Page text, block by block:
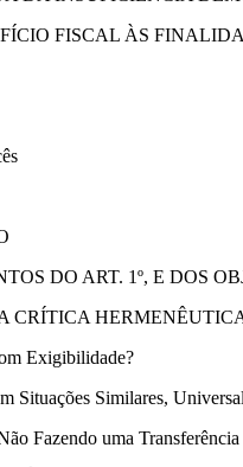
FISCAL ÀS
DO ART. 1º, E DOS
CRÍTICA
Exigibilidade?
Situações Similares,
Fazendo uma